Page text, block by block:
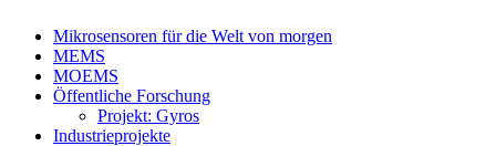
Mikrosensoren für die Welt von morgen
MEMS
MOEMS
Öffentliche Forschung
Projekt: Gyros
Industrieprojekte